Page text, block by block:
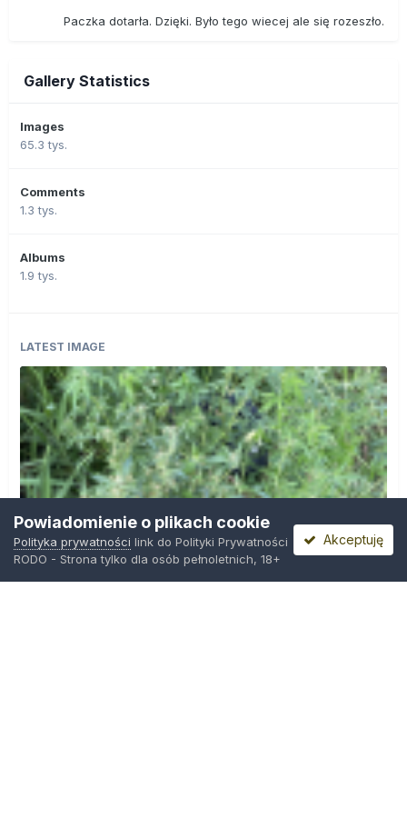
Paczka dotarła. Dzięki. Było tego wiecej ale się rozeszło.
Gallery Statistics
Images
65.3 tys.
Comments
1.3 tys.
Albums
1.9 tys.
LATEST IMAGE
Powiadomienie o plikach cookie
Polityka prywatności link do Polityki Prywatności
RODO - Strona tylko dla osób pełnoletnich, 18+
Akceptuję